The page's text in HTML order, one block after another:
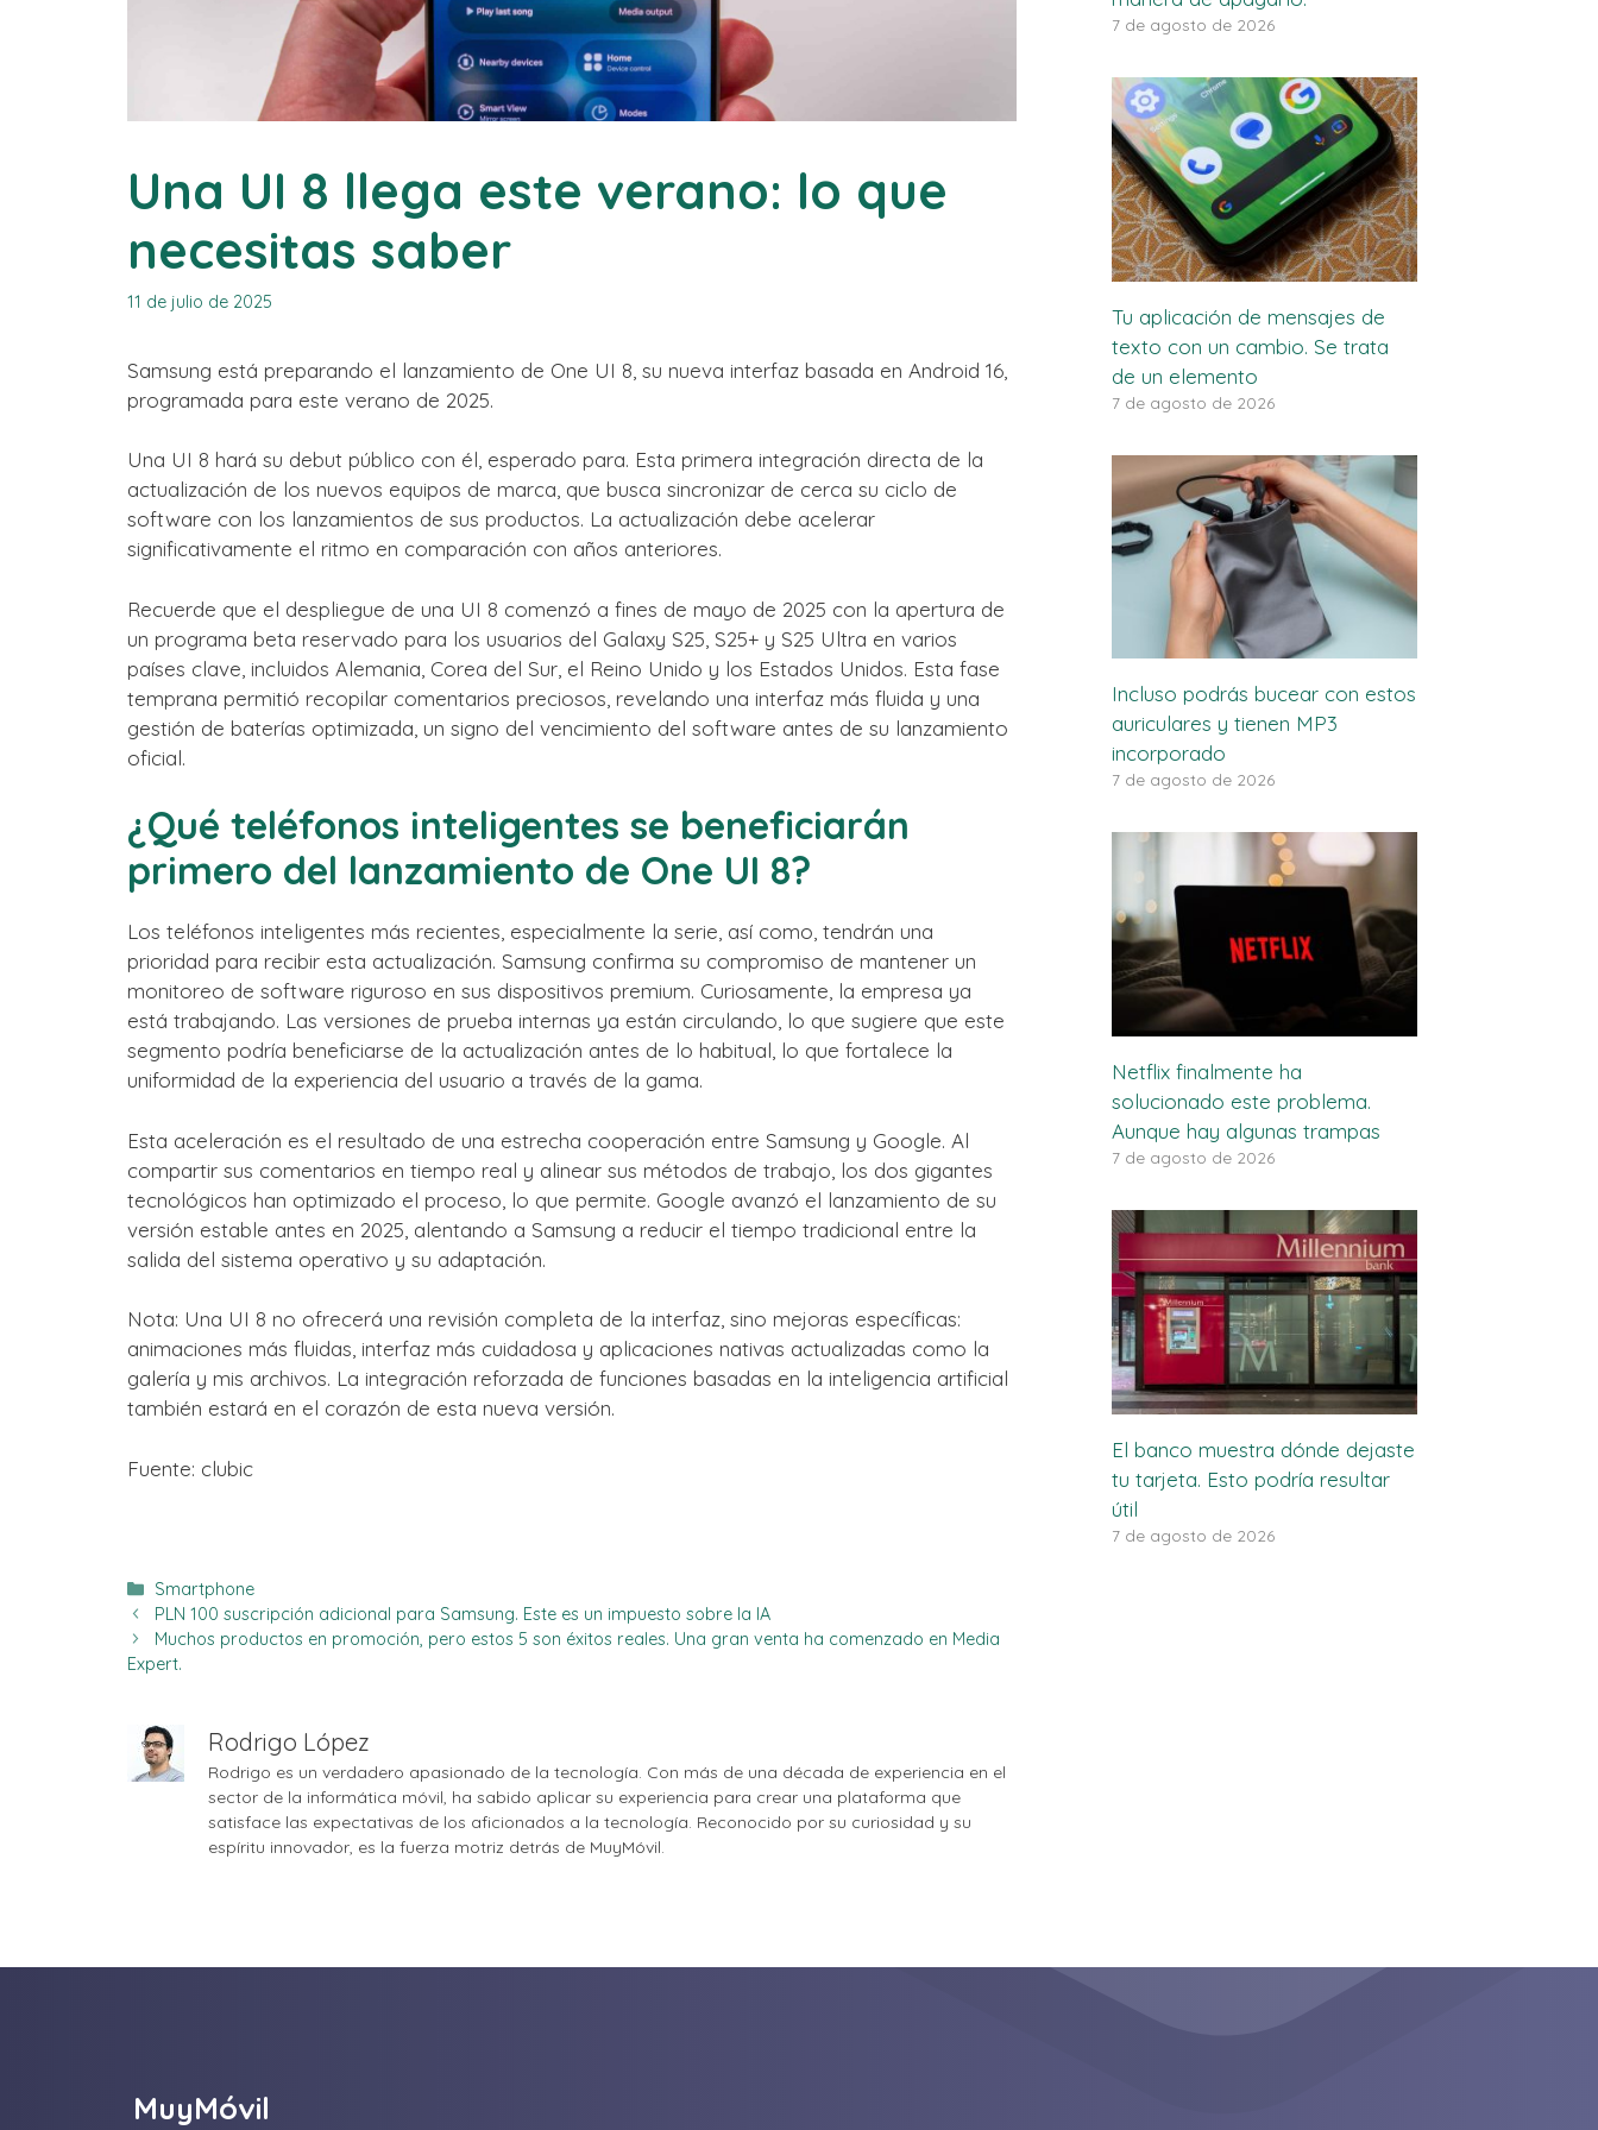
Una UI 8 llega este verano: lo que
necesitas saber
11 de julio de 2025
Samsung está preparando el lanzamiento de One UI 8, su nueva interfaz basada en Android 16,
programada para este verano de 2025.
Una UI 8 hará su debut público con él, esperado para. Esta primera integración directa de la
actualización de los nuevos equipos de marca, que busca sincronizar de cerca su ciclo de
software con los lanzamientos de sus productos. La actualización debe acelerar
significativamente el ritmo en comparación con años anteriores.
Recuerde que el despliegue de una UI 8 comenzó a fines de mayo de 2025 con la apertura de
un programa beta reservado para los usuarios del Galaxy S25, S25+ y S25 Ultra en varios
países clave, incluidos Alemania, Corea del Sur, el Reino Unido y los Estados Unidos. Esta fase
temprana permitió recopilar comentarios preciosos, revelando una interfaz más fluida y una
gestión de baterías optimizada, un signo del vencimiento del software antes de su lanzamiento
oficial.
¿Qué teléfonos inteligentes se beneficiarán
primero del lanzamiento de One UI 8?
Los teléfonos inteligentes más recientes, especialmente la serie, así como, tendrán una
prioridad para recibir esta actualización. Samsung confirma su compromiso de mantener un
monitoreo de software riguroso en sus dispositivos premium. Curiosamente, la empresa ya
está trabajando. Las versiones de prueba internas ya están circulando, lo que sugiere que este
segmento podría beneficiarse de la actualización antes de lo habitual, lo que fortalece la
uniformidad de la experiencia del usuario a través de la gama.
Esta aceleración es el resultado de una estrecha cooperación entre Samsung y Google. Al
compartir sus comentarios en tiempo real y alinear sus métodos de trabajo, los dos gigantes
tecnológicos han optimizado el proceso, lo que permite. Google avanzó el lanzamiento de su
versión estable antes en 2025, alentando a Samsung a reducir el tiempo tradicional entre la
salida del sistema operativo y su adaptación.
Nota: Una UI 8 no ofrecerá una revisión completa de la interfaz, sino mejoras específicas:
animaciones más fluidas, interfaz más cuidadosa y aplicaciones nativas actualizadas como la
galería y mis archivos. La integración reforzada de funciones basadas en la inteligencia artificial
también estará en el corazón de esta nueva versión.
Fuente: clubic
Categorías
Smartphone
PLN 100 suscripción adicional para Samsung. Este es un impuesto sobre la IA
Muchos productos en promoción, pero estos 5 son éxitos reales. Una gran venta ha comenzado en Media
Expert.
Rodrigo López
Rodrigo es un verdadero apasionado de la tecnología. Con más de una década de experiencia en el
sector de la informática móvil, ha sabido aplicar su experiencia para crear una plataforma que
satisface las expectativas de los aficionados a la tecnología. Reconocido por su curiosidad y su
espíritu innovador, es la fuerza motriz detrás de MuyMóvil.
7 de agosto de 2026
Tu aplicación de mensajes de
texto con un cambio. Se trata
de un elemento
7 de agosto de 2026
Incluso podrás bucear con estos
auriculares y tienen MP3
incorporado
7 de agosto de 2026
Netflix finalmente ha
solucionado este problema.
Aunque hay algunas trampas
7 de agosto de 2026
El banco muestra dónde dejaste
tu tarjeta. Esto podría resultar
útil
7 de agosto de 2026
MuyMóvil